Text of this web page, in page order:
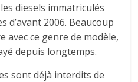
diesels immatriculés
d’avant 2006. Beaucoup
avec ce genre de modèle,
depuis longtemps.
sont déjà interdits de